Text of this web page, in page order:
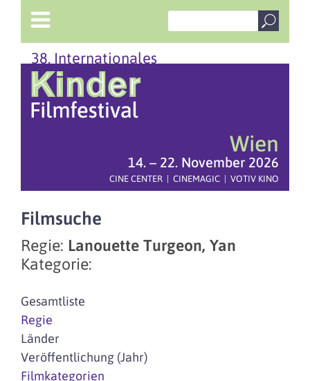
38. Internationales
Wien
14. – 22. November 2026
CINE CENTER | CINEMAGIC | VOTIV KINO
Filmsuche
Regie: Lanouette Turgeon, Yan
Kategorie:
Gesamtliste
Regie
Länder
Veröffentlichung (Jahr)
Filmkategorien